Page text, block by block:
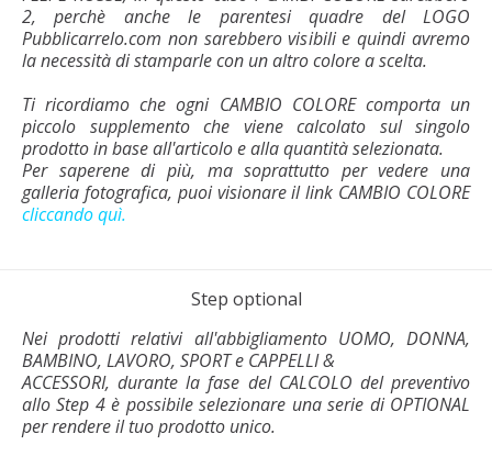
2, perchè anche le parentesi quadre del LOGO
Pubblicarrelo.com non sarebbero visibili e quindi avremo
la necessità di stamparle con un altro colore a scelta.
Ti ricordiamo che ogni CAMBIO COLORE comporta un
piccolo supplemento che viene calcolato sul singolo
prodotto in base all'articolo e alla quantità selezionata.
Per saperene di più, ma soprattutto per vedere una
galleria fotografica, puoi visionare il link CAMBIO COLORE
cliccando quì.
Step optional
Nei prodotti relativi all'abbigliamento UOMO, DONNA,
BAMBINO, LAVORO, SPORT e CAPPELLI &
ACCESSORI, durante la fase del CALCOLO del preventivo
allo Step 4 è possibile selezionare una serie di OPTIONAL
per rendere il tuo prodotto unico.